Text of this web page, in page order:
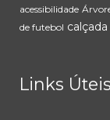
acessibilidade
de futebol calçada
Links Úteis